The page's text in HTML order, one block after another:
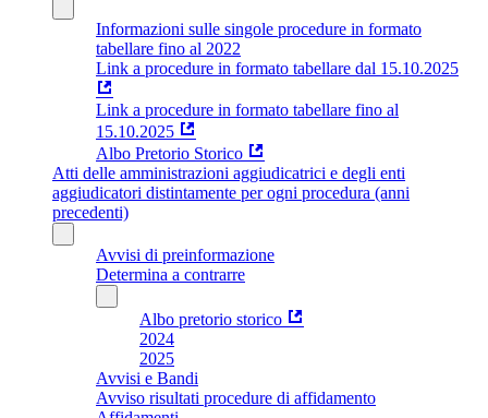
Informazioni sulle singole procedure in formato
tabellare fino al 2022
Link a procedure in formato tabellare dal 15.10.2025
Link a procedure in formato tabellare fino al
15.10.2025
Albo Pretorio Storico
Atti delle amministrazioni aggiudicatrici e degli enti
aggiudicatori distintamente per ogni procedura (anni
precedenti)
Avvisi di preinformazione
Determina a contrarre
Albo pretorio storico
2024
2025
Avvisi e Bandi
Avviso risultati procedure di affidamento